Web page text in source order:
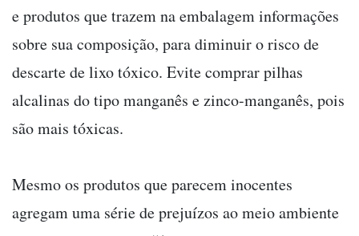
e produtos que trazem na embalagem informações
sobre sua composição, para diminuir o risco de
descarte de lixo tóxico. Evite comprar pilhas
alcalinas do tipo manganês e zinco-manganês, pois
são mais tóxicas.
Mesmo os produtos que parecem inocentes
agregam uma série de prejuízos ao meio ambiente